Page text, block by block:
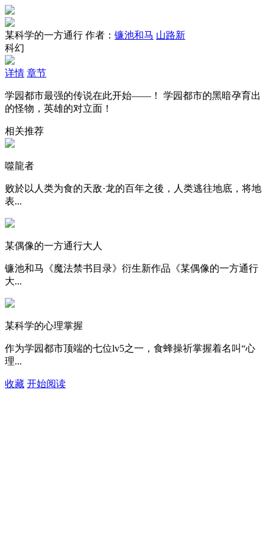
某科学的一方通行 作者： 镰池和马 山路新
科幻
详情 章节
学园都市最强的传说在此开始——！ 学园都市的黑暗孕育出
的怪物，英雄的对立面！
相关推荐
噬龍者
败於以人类为食的天敌·龙的百年之後，人类逃往地底，将地
表...
某偶像的一方通行大人
镰池和马《魔法禁书目录》衍生新作品《某偶像的一方通行
大...
某科学的心理掌握
作为学园都市顶端的七位lv5之一，食蜂操祈掌握着名叫“心
理...
收藏 开始阅读